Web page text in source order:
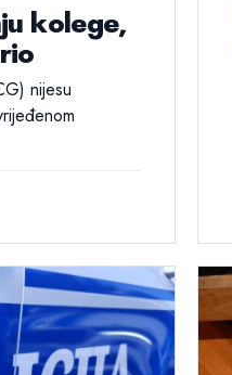
kolege,
nijesu